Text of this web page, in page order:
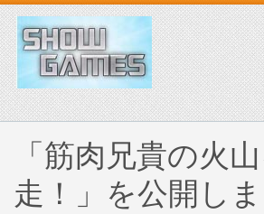
「筋肉兄貴の火
走！」を公開しま